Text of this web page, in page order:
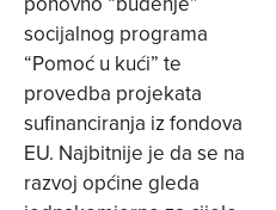
socijalnog programa
“Pomoć u kući” te
provedba projekata
sufinanciranja iz fondova
EU. Najbitnije je da se na
razvoj općine gleda